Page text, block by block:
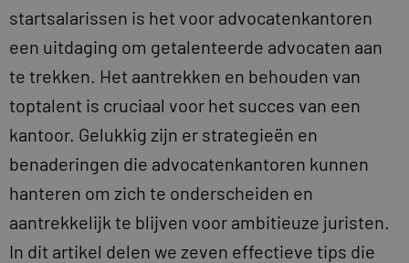
startsalarissen is het voor advocatenkantoren
een uitdaging om getalenteerde advocaten aan
te trekken. Het aantrekken en behouden van
toptalent is cruciaal voor het succes van een
kantoor. Gelukkig zijn er strategieën en
benaderingen die advocatenkantoren kunnen
hanteren om zich te onderscheiden en
aantrekkelijk te blijven voor ambitieuze juristen.
In dit artikel delen we zeven effectieve tips die